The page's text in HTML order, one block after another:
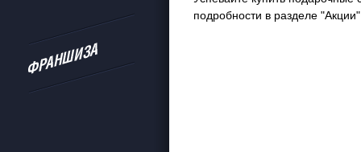
подробности в разделе